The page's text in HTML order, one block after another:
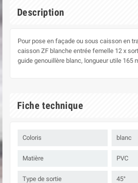
Description
Pour pose en façade ou sous caisson en
caisson ZF blanche entrée femelle 12 x
guide genouillère blanc, longueur utile 165
Fiche technique
Coloris blanc
Matière PVC
Type de sortie 45°